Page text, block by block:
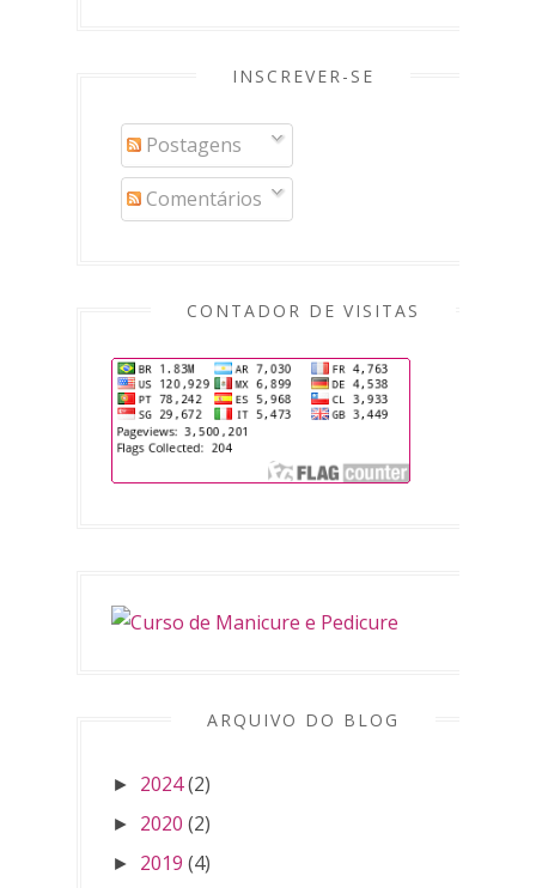
INSCREVER-SE
Postagens
Comentários
CONTADOR DE VISITAS
ARQUIVO DO BLOG
► 2024(2)
► 2020 (2)
► 2019 (4)